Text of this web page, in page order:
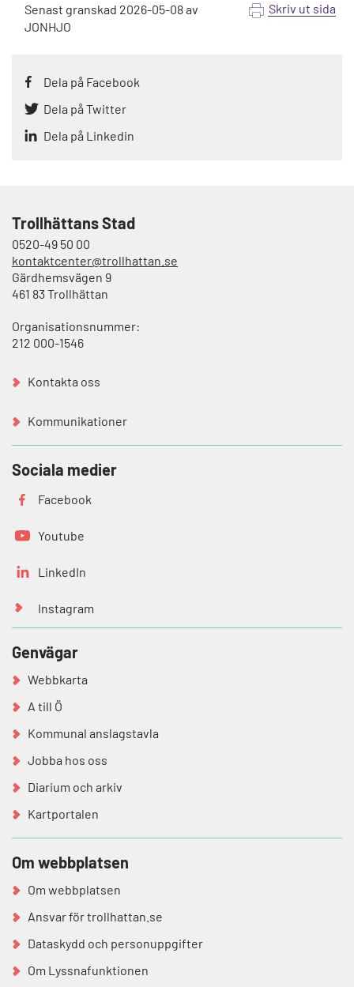
Senast granskad 2026-05-08av
JONHJO
Skriv ut sida
Dela på Facebook
Dela på Twitter
Dela på Linkedin
Trollhättans Stad
0520-49 50 00
kontaktcenter@trollhattan.se
Gärdhemsvägen 9
461 83 Trollhättan
Organisationsnummer:
212 000-1546
Kontakta oss
Kommunikationer
Sociala medier
Facebook
Youtube
LinkedIn
Instagram
Genvägar
Webbkarta
A till Ö
Kommunal anslagstavla
Jobba hos oss
Diarium och arkiv
Kartportalen
Om webbplatsen
Om webbplatsen
Ansvar för trollhattan.se
Dataskydd och personuppgifter
Om Lyssnafunktionen